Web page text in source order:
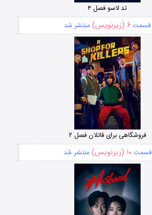
تد لاسو فصل ۴
قسمت ۶ (زیرنویس) منتشر شد
فروشگاهی برای قاتلان فصل ۲
قسمت۱۰ (زیرنویس) منتشر شد